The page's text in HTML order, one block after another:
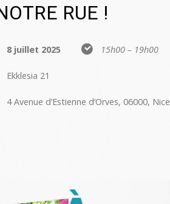
RUE !
8 juillet 2025 15h00 – 19h00
Ekklesia 21
4 Avenue d’Estienne d’Orves, 06000, Nice